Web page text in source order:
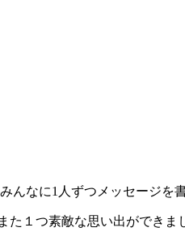
んなに1人ずつメッセージを
た１つ素敵な思い出ができま